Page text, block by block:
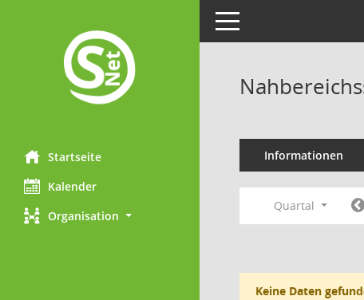
Startseite
Kalender
Organisation
Toggle navigation
Informationen
Quartal
Keine Daten